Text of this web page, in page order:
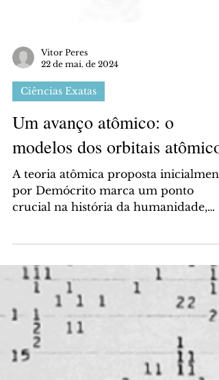
22 de mai. de 2024
Ciências Exatas
Um avanço atômico: o
modelos dos orbitais atômicos
A teoria atômica proposta
por Demócrito marca um ponto